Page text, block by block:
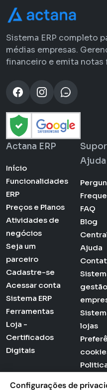
Sistema ERP completo
médias empresas.
financeiro e emita
Actana ERP
Início
Funcionalidades
ERP
Preços e Planos
Atividades de
negócios
Seja um
parceiro
Cadastre-se
Acessar conta
Sistema ERP
Ferramentas
Loja -
Certificados
Digitais
Ajuda
FAQ
Blog
Ajuda
gestão
lojas
Configurações de